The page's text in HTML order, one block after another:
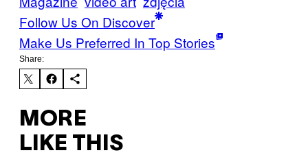
Follow Us On Discover
Make Us Preferred In Top Stories
Share:
MORE
LIKE THIS